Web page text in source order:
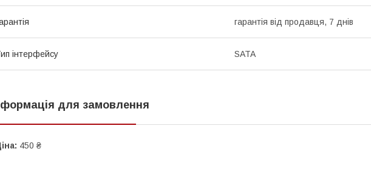
гарантія від продавця, 7 днів
інтерфейсу SATA
для замовлення
450 ₴